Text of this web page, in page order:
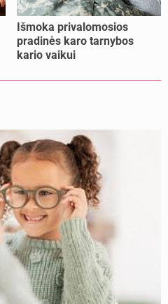
Išmoka privalomosios
pradinės karo tarnybos
kario vaikui